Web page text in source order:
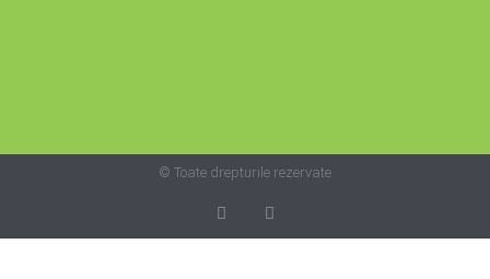
© Toate drepturile rezervate